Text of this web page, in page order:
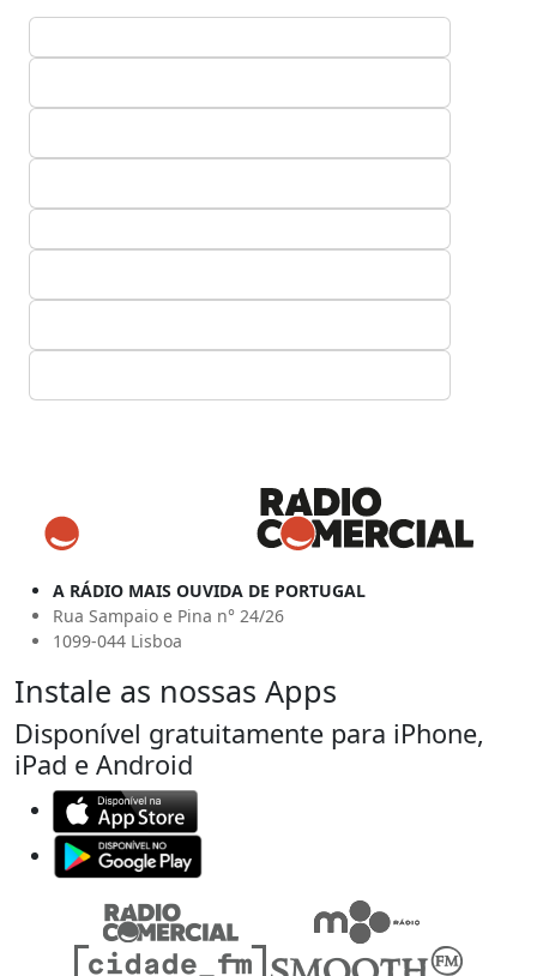
A RÁDIO MAIS OUVIDA DE PORTUGAL
Rua Sampaio e Pina n° 24/26
1099-044 Lisboa
Instale as nossas Apps
Disponível gratuitamente para iPhone,
iPad e Android